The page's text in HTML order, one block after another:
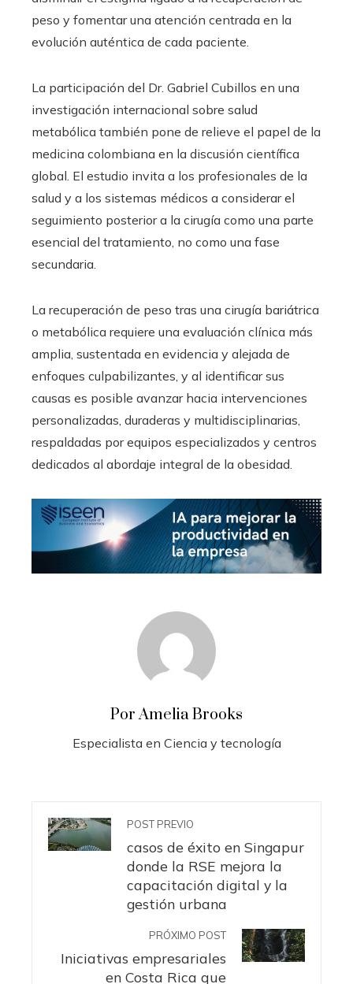
peso y fomentar una atención centrada en la
evolución auténtica de cada paciente.
La participación del Dr. Gabriel Cubillos en una
investigación internacional sobre salud
metabólica también pone de relieve el papel de la
medicina colombiana en la discusión científica
global. El estudio invita a los profesionales de la
salud y a los sistemas médicos a considerar el
seguimiento posterior a la cirugía como una parte
esencial del tratamiento, no como una fase
secundaria.
La recuperación de peso tras una cirugía bariátrica
o metabólica requiere una evaluación clínica más
amplia, sustentada en evidencia y alejada de
enfoques culpabilizantes, y al identificar sus
causas es posible avanzar hacia intervenciones
personalizadas, duraderas y multidisciplinarias,
respaldadas por equipos especializados y centros
dedicados al abordaje integral de la obesidad.
Por Amelia Brooks
Especialista en Ciencia y tecnología
POST PREVIO
casos de éxito en Singapur
donde la RSE mejora la
capacitación digital y la
gestión urbana
PRÓXIMO POST
Iniciativas empresariales
en Costa Rica que